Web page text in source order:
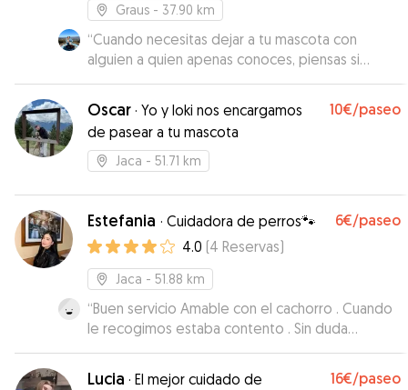
Graus - 37.90 km
“Cuando necesitas dejar a tu mascota con
alguien a quien apenas conoces, piensas si
habras a acertado. Pues con Patricia ya no tengo
ninguna duda; cuando hablas con ella, se nota
que tiene experiencia con los perros y que le
gusta lo que hace. Ademas, cada día me enviaba
videos y fotos paseando con ella y sus perras
con ella, para dejar a Dana.”
Oscar · Yo y loki nos encargamos
de pasear a tu mascota
10€/paseo
Jaca - 51.71 km
Estefania · Cuidadora de perros🐾 6€/paseo
4.0 (4 Reservas)
Jaca - 51.88 km
“Buen servicio Amable con el cachorro . Cuando
le recogimos estaba contento . Sin duda
volveríamos a contactar con ella .”
Lucia · El mejor cuidado de
16€/paseo